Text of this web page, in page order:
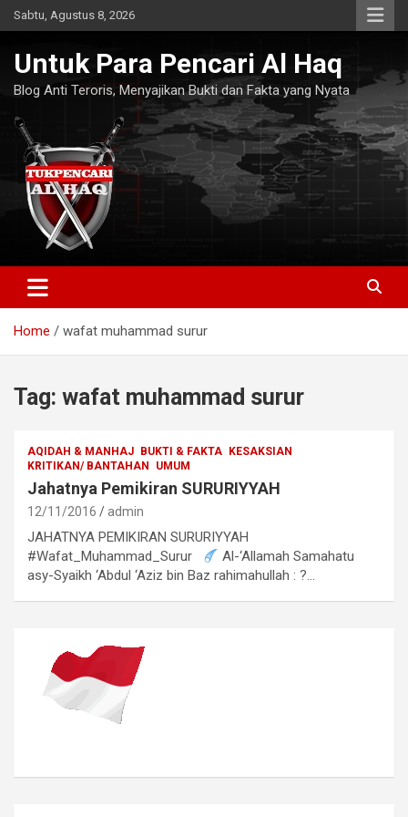
Skip
to
Sabtu, Agustus 8, 2026
Untuk Para Pencari Al Haq
Blog Anti Teroris, Menyajikan Bukti dan Fakta yang Nyata
Home wafat muhammad surur
Tag: wafat muhammad surur
AQIDAH & MANHAJ BUKTI & FAKTA
KESAKSIAN
KRITIKAN/ BANTAHAN
UMUM
Jahatnya Pemikiran SURURIYYAH
12/11/2016 admin
JAHATNYA PEMIKIRAN SURURIYYAH
#Wafat_Muhammad_Surur
Al-‘Allamah Samahatu
asy-Syaikh ‘Abdul ‘Aziz bin Baz rahimahullah : ?…